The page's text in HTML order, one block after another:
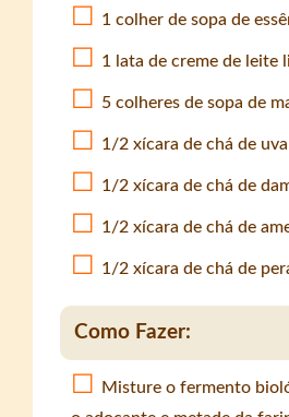
1 colher de sopa de
1 lata de creme de leite
5 colheres de sopa de
1/2 xícara de chá de uva
1/2 xícara de chá de
1/2 xícara de chá de
1/2 xícara de chá de
Como Fazer:
Misture o fermento